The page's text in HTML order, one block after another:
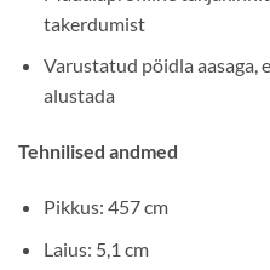
takerdumist
Varustatud pöidla aasaga,
alustada
Tehnilised andmed
Pikkus: 457 cm
Laius: 5,1 cm